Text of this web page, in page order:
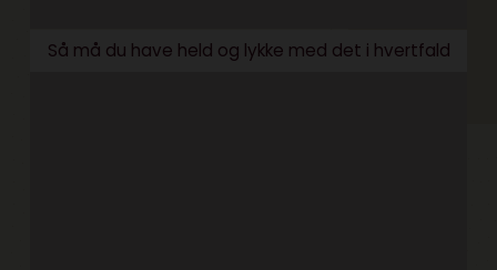
Så må du have held og lykke med det i hvertfald